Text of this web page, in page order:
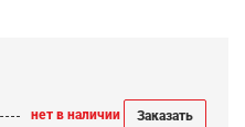
нет в наличии Заказать